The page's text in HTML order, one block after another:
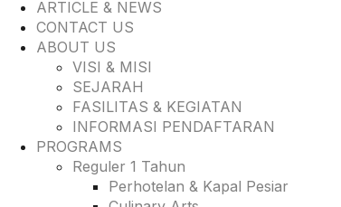
ARTICLE & NEWS
CONTACT US
ABOUT US
VISI & MISI
SEJARAH
FASILITAS & KEGIATAN
INFORMASI PENDAFTARAN
PROGRAMS
Reguler 1 Tahun
Perhotelan & Kapal Pesiar